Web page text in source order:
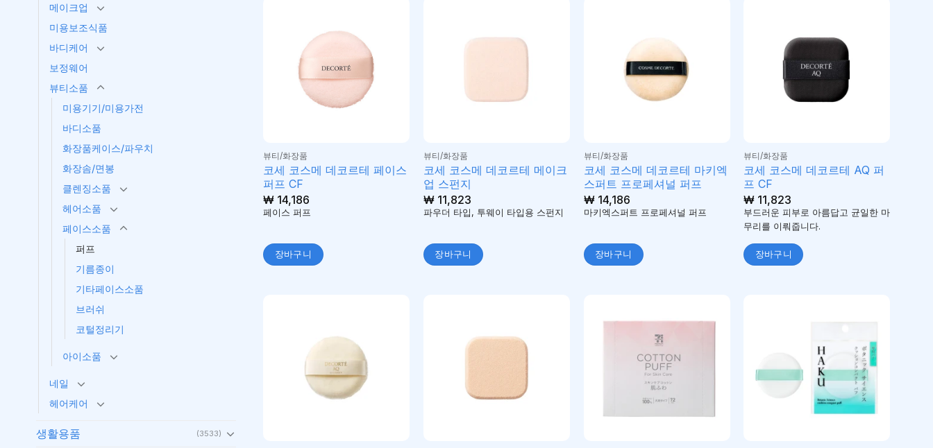
메이크업
미용보조식품
바디케어
보정웨어
뷰티소품
미용기기/미용가전
바디소품
화장품케이스/파우치
화장솜/면봉
클렌징소품
헤어소품
페이스소품
퍼프
기름종이
기타페이스소품
브러쉬
코털정리기
아이소품
네일
헤어케어
생활용품 (3533)
뷰티/화장품
코세 코스메 데코르테 페이스
퍼프 CF
₩ 14,186
페이스 퍼프
장바구니
뷰티/화장품
코세 코스메 데코르테 메이크
업 스펀지
₩11,823
파우더 타입, 투웨이 타입용 스펀지
장바구니
뷰티/화장품
코세 코스메 데코르테 마키엑
스퍼트 프로페셔널 퍼프
₩14,186
마키엑스퍼트 프로페셔널 퍼프
장바구니
뷰티/화장품
코세 코스메 데코르테 AQ 퍼
프 CF
₩ 11,823
부드러운 피부로 아름답고 균일한 마
무리를 이뤄줍니다.
장바구니